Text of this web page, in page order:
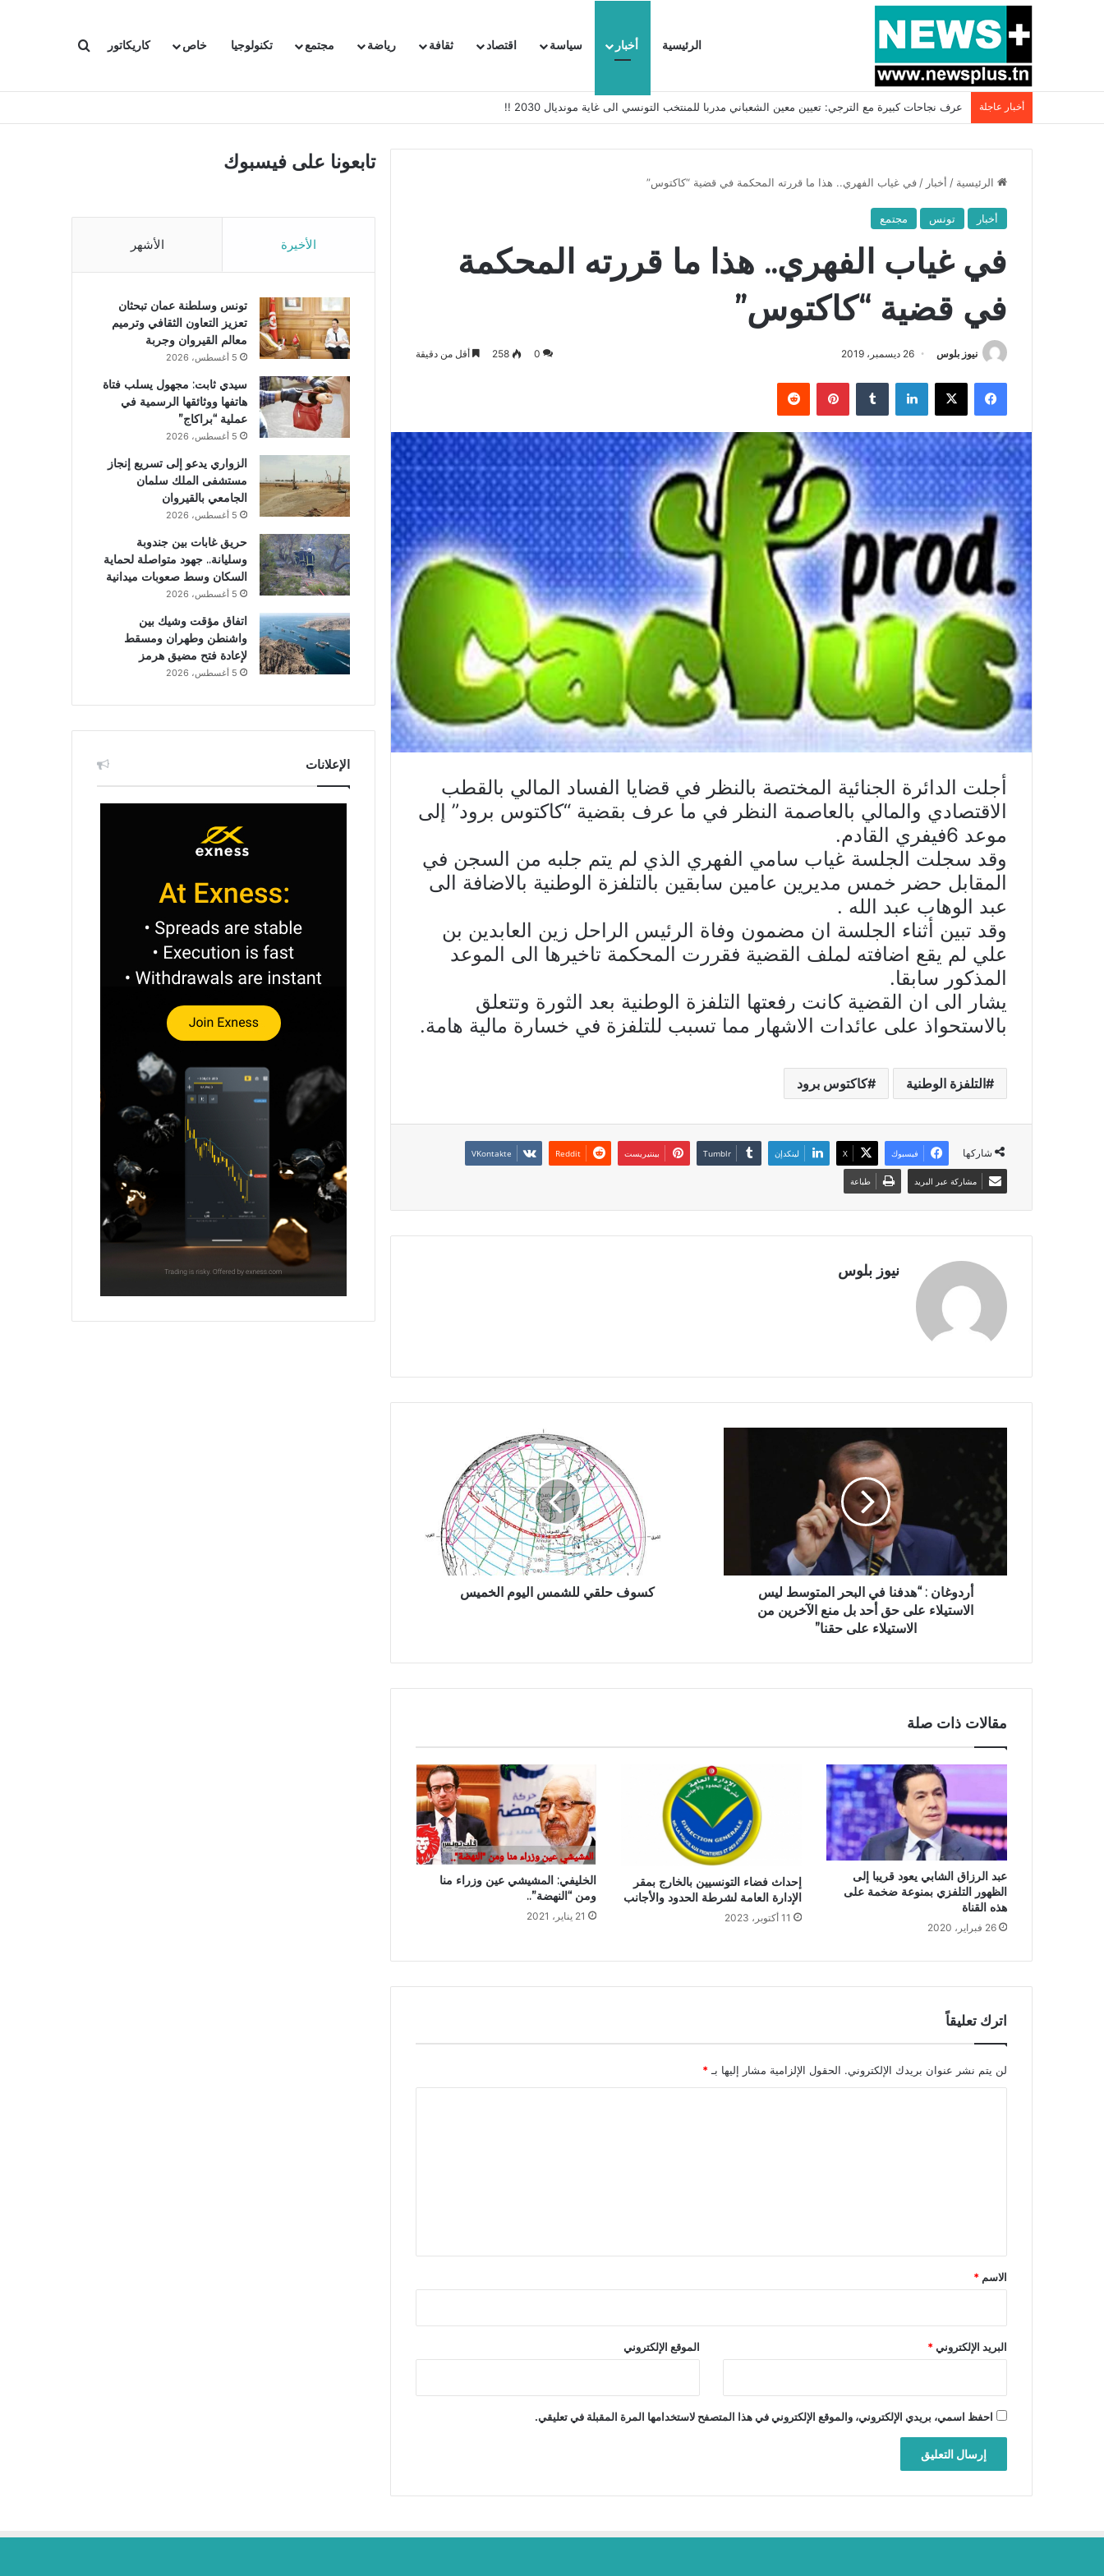
الرئيسية أخبار سياسة اقتصاد ثقافة رياضة مجتمع تكنولوجيا خاص كاريكاتور بحث عن
أخبار عاجلة بسبب المرزوقي وبتكليف من سعيّد: الخارجية تستدعي السفيرة الفرنسية بتونس وتبلغها احتجاجا شديد اللهجة !!
الرئيسية / أخبار / في غياب الفهري.. هذا ما قررته المحكمة في قضية “كاكتوس”
أخبار تونس مجتمع
في غياب الفهري.. هذا ما قررته المحكمة
في قضية “كاكتوس”
نيوز بلوس 26 ديسمبر، 2019 0
258 أقل من دقيقة
فيسبوك X لينكدإن بينتيريست
أجلت الدائرة الجنائية المختصة بالنظر في قضايا الفساد المالي بالقطب
الاقتصادي والمالي بالعاصمة النظر في ما عرف بقضية “كاكتوس برود” إلى
موعد 6فيفري القادم.
وقد سجلت الجلسة غياب سامي الفهري الذي لم يتم جلبه من السجن في
المقابل حضر خمس مديرين عامين سابقين بالتلفزة الوطنية بالاضافة الى
عبد الوهاب عبد الله .
وقد تبين أثناء الجلسة ان مضمون وفاة الرئيس الراحل زين العابدين بن
علي لم يقع اضافته لملف القضية فقررت المحكمة تاخيرها الى الموعد
المذكور سابقا.
يشار الى ان القضية كانت رفعتها التلفزة الوطنية بعد الثورة وتتعلق
بالاستحواذ على عائدات الاشهار مما تسبب للتلفزة في خسارة مالية هامة.
التلفزة الوطنية كاكتوس برود
شاركها فيسبوك X لينكدإن بينتيريست
مشاركة عبر البريد طباعة
نيوز بلوس
أردوغان : “هدفنا في البحر المتوسط ليس
الاستيلاء على حق أحد بل منع الآخرين من
الاستيلاء على حقنا”
كسوف حلقي للشمس اليوم الخميس
مقالات ذات صلة
عبد الرزاق الشابي يعود قريبا إلى
الظهور التلفزي بمنوعة ضخمة على
هذه القناة
26 فبراير، 2020
إحداث فضاء التونسيين بالخارج بمقر
الإدارة العامة لشرطة الحدود والأجانب
11 أكتوبر، 2023
الخليفي: المشيشي عين وزراء منا
ومن “النهضة”..
21 يناير، 2021
اترك تعليقاً
لن يتم نشر عنوان بريدك الإلكتروني. الحقول الإلزامية مشار إليها بـ*
*
الاسم *
البريد الإلكتروني* الموقع الإلكتروني
احفظ اسمي، بريدي الإلكتروني، والموقع الإلكتروني في هذا المتصفح لاستخدامها المرة المقبلة في تعليقي.
تابعونا على فيسبوك
الأخيرة الأشهر
تونس وسلطنة عمان تبحثان
تعزيز التعاون الثقافي وترميم
معالم القيروان وجربة
5 أغسطس، 2026
سيدي ثابت: مجهول يسلب فتاة
هاتفها ووثائقها الرسمية في
عملية “براكاج”
5 أغسطس، 2026
الزواري يدعو إلى تسريع إنجاز
مستشفى الملك سلمان
الجامعي بالقيروان
5 أغسطس، 2026
حريق غابات بين جندوبة
وسليانة.. جهود متواصلة لحماية
السكان وسط صعوبات ميدانية
5 أغسطس، 2026
اتفاق مؤقت وشيك بين
واشنطن وطهران ومسقط
لإعادة فتح مضيق هرمز
5 أغسطس، 2026
الإعلانات